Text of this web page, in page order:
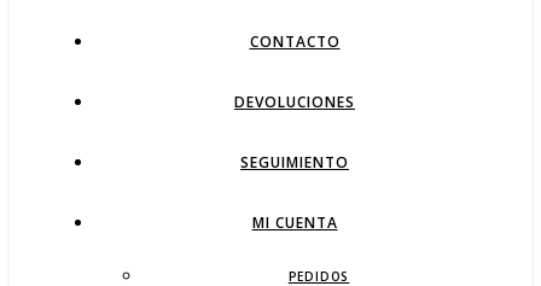
CONTACTO
DEVOLUCIONES
SEGUIMIENTO
MI CUENTA
PEDIDOS